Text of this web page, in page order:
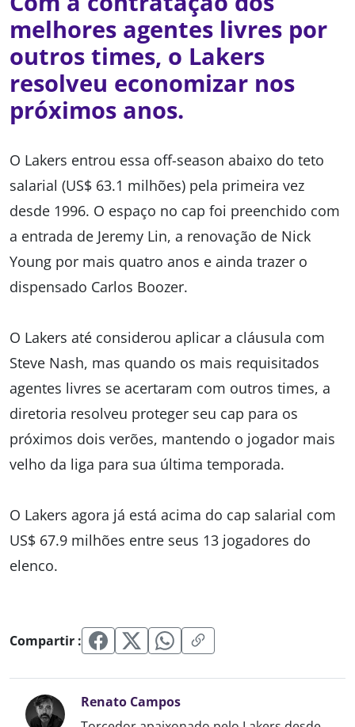
melhores agentes livres por
outros times, o Lakers
resolveu economizar nos
próximos anos.
O Lakers entrou essa off-season abaixo do teto
salarial (US$ 63.1 milhões) pela primeira vez
desde 1996. O espaço no cap foi preenchido com
a entrada de Jeremy Lin, a renovação de Nick
Young por mais quatro anos e ainda trazer o
dispensado Carlos Boozer.
O Lakers até considerou aplicar a cláusula com
Steve Nash, mas quando os mais requisitados
agentes livres se acertaram com outros times, a
diretoria resolveu proteger seu cap para os
próximos dois verões, mantendo o jogador mais
velho da liga para sua última temporada.
O Lakers agora já está acima do cap salarial com
US$ 67.9 milhões entre seus 13 jogadores do
elenco.
Compartir :
Renato Campos